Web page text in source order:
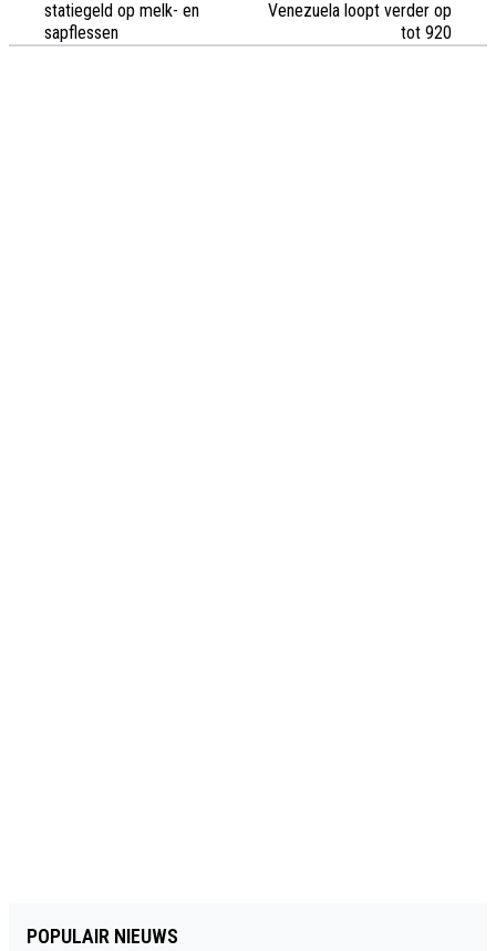
statiegeld op melk- en
sapflessen
Venezuela loopt verder op
tot 920
POPULAIR NIEUWS